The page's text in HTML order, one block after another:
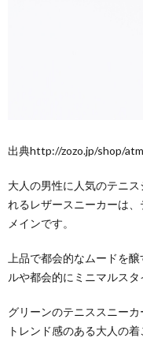
出典http://zozo.jp/shop/
大人の男性に人気のテニ
れるレザースニーカーは
メインです。
上品で都会的なムードを
ルや都会的にミニマルスタ
グリーンのテニススニー
トレンド感のある大人の着